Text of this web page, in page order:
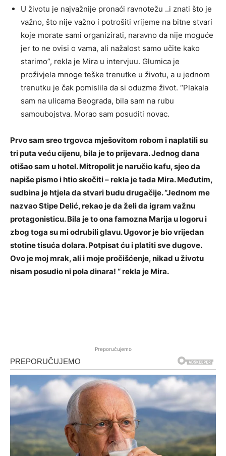
U životu je najvažnije pronaći ravnotežu ..i znati što je
važno, što nije važno i potrošiti vrijeme na bitne stvari
koje morate sami organizirati, naravno da nije moguće
jer to ne ovisi o vama, ali nažalost samo učite kako
starimo”, rekla je Mira u intervjuu. Glumica je
proživjela mnoge teške trenutke u životu, a u jednom
trenutku je čak pomislila da si oduzme život. “Plakala
sam na ulicama Beograda, bila sam na rubu
samoubojstva. Morao sam posuditi novac.
Prvo sam sreo trgovca mješovitom robom i naplatili su
tri puta veću cijenu, bila je to prijevara. Jednog dana
otišao sam u hotel. Mitropolit je naručio kafu, sjeo da
napiše pismo i htio skočiti – rekla je tada Mira. Međutim,
sudbina je htjela da stvari budu drugačije. “Jednom me
nazvao Stipe Delić, rekao je da želi da igram važnu
protagonisticu. Bila je to ona famozna Marija u logoru i
zbog toga su mi odrubili glavu. Ugovor je bio vrijedan
stotine tisuća dolara. Potpisat ću i platiti sve dugove.
Ovo je moj mrak, ali i moje pročišćenje, nikad u životu
nisam posudio ni pola dinara! “ rekla je Mira.
Preporučujemo